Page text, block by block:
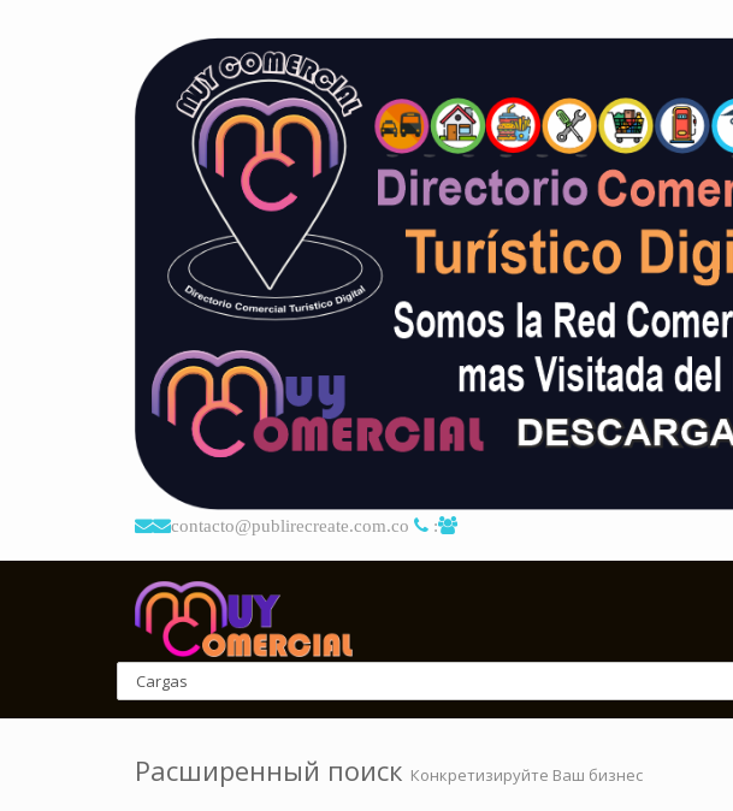
contacto@publirecreate.com.co :
Расширенный поиск Конкретизируйте Ваш бизнес